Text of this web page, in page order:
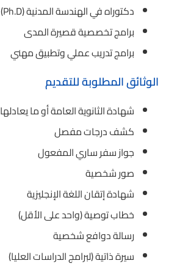
دكتوراه في الهندسة المدنية (Ph.D)
برامج تخصصية قصيرة المدى
برامج تدريب عملي وتطبيق مهني
الوثائق المطلوبة للتقديم
شهادة الثانوية العامة أو ما يعادلها
كشف درجات مفصل
جواز سفر ساري المفعول
صور شخصية
شهادة إتقان اللغة الإنجليزية
خطاب توصية (واحد على الأقل)
رسالة دوافع شخصية
سيرة ذاتية (لبرامج الدراسات العليا)